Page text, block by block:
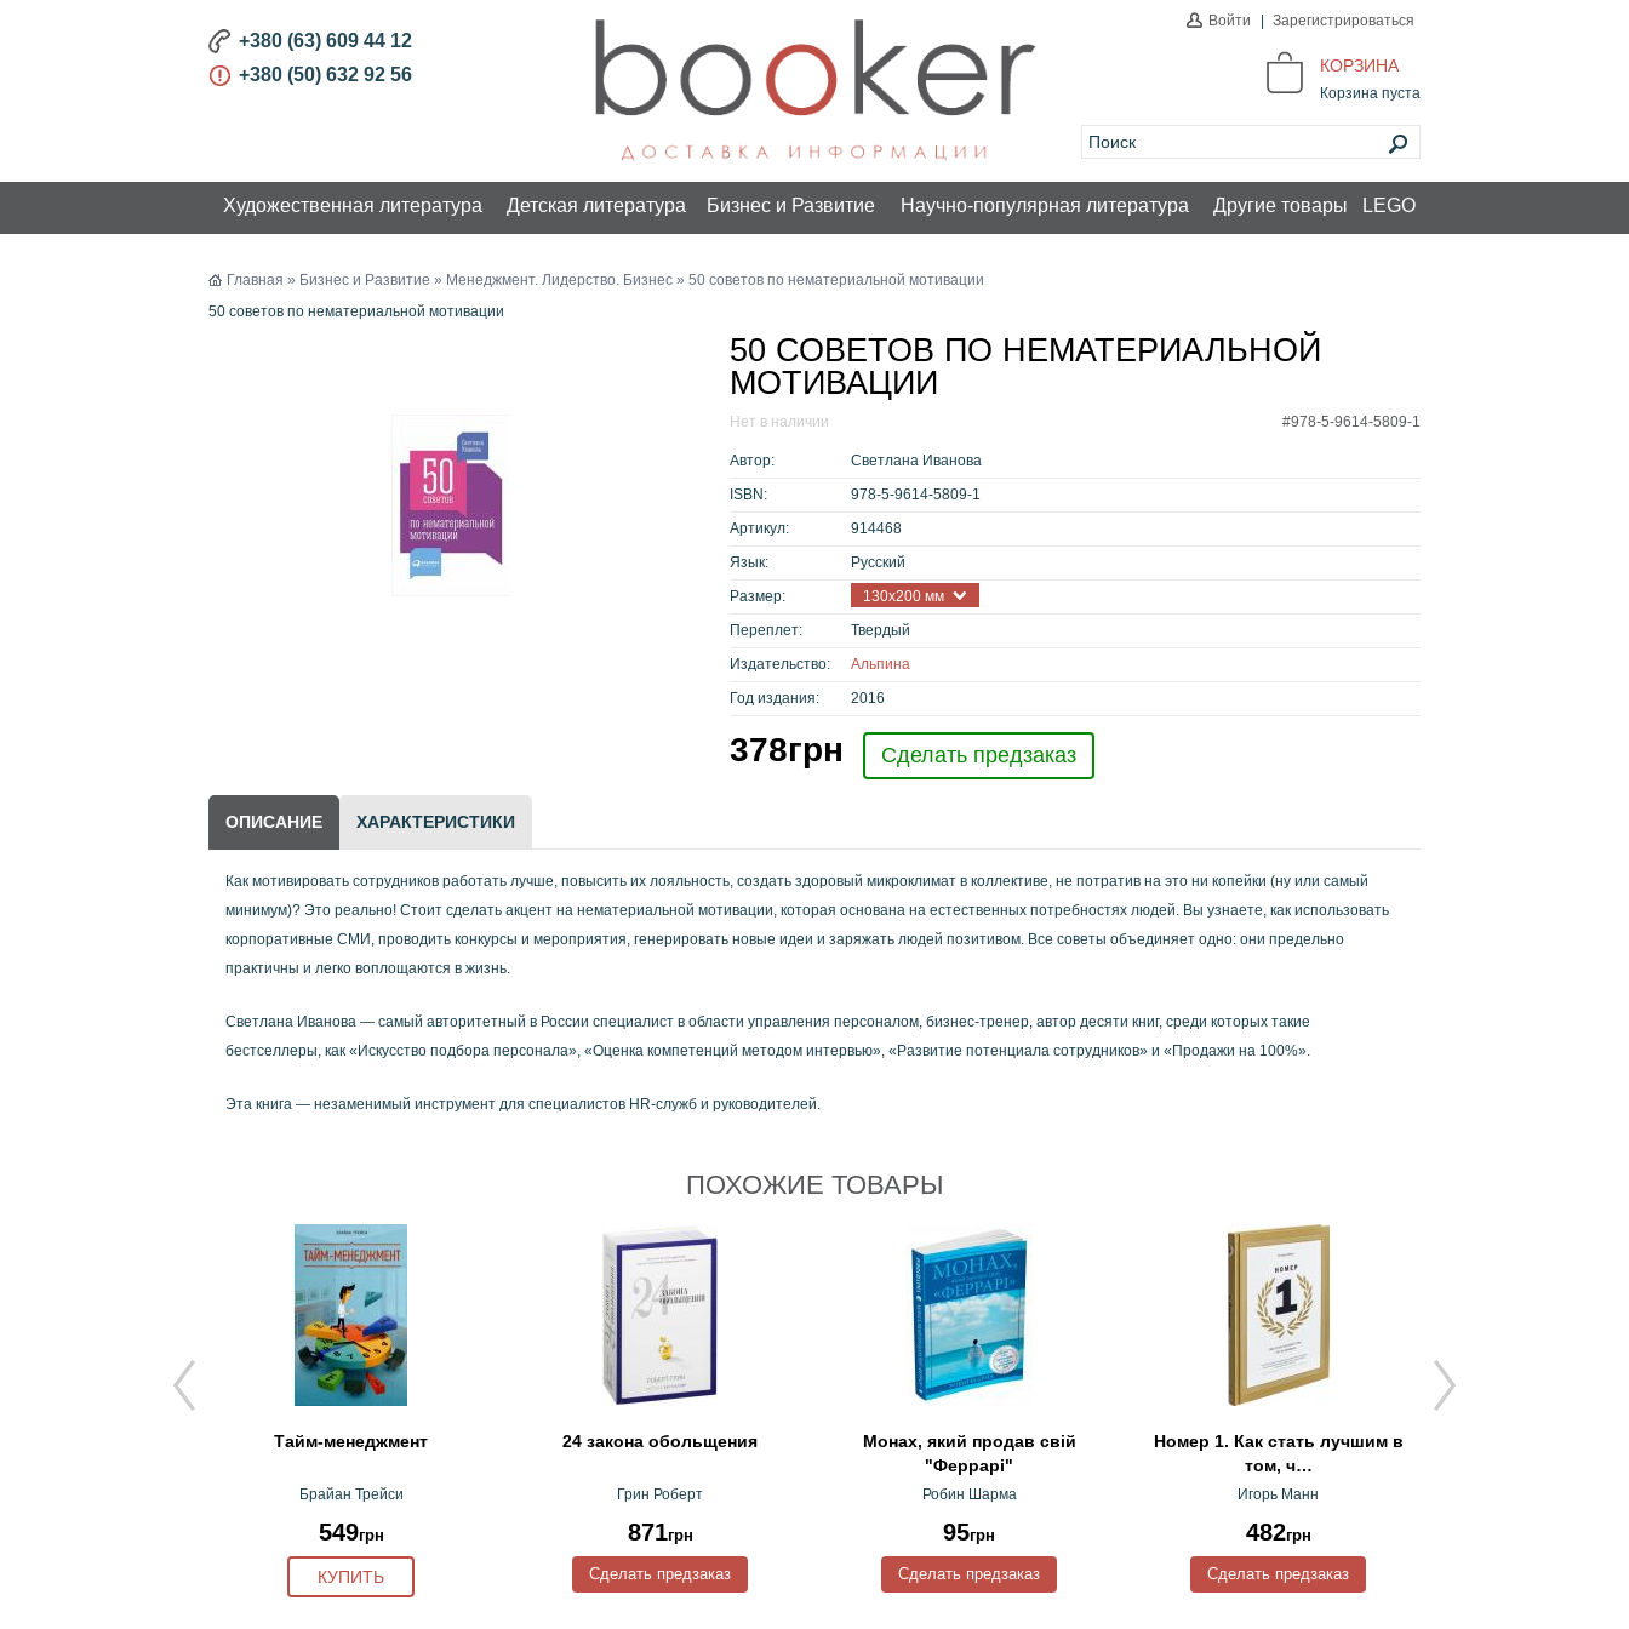
+380 (63) 609 44 12
+380 (50) 632 92 56
Войти Зарегистрироваться
КОРЗИНА
Корзина пуста
Художественная литература Детская литература Бизнес и Развитие Научно-популярная литература Другие товары LEGO
КАТАЛОГ
Главная » Бизнес и Развитие » Менеджмент. Лидерство. Бизнес » 50 советов по нематериальной мотивации
50 советов по нематериальной мотивации
50 СОВЕТОВ ПО НЕМАТЕРИАЛЬНОЙ
МОТИВАЦИИ
#978-5-9614-5809-1
Нет в наличии
Автор:
Светлана Иванова
ISBN:
978-5-9614-5809-1
Артикул:
914468
Язык:
Русский
Размер:
130x200 мм
Переплет:
Твердый
Издательство:
Альпина
Год издания:
2016
378грн Сделать предзаказ
ОПИСАНИЕ ХАРАКТЕРИСТИКИ
Как мотивировать сотрудников работать лучше, повысить их лояльность, создать здоровый микроклимат в коллективе, не потратив на это ни копейки (ну или самый
минимум)? Это реально! Стоит сделать акцент на нематериальной мотивации, которая основана на естественных потребностях людей. Вы узнаете, как использовать
корпоративные СМИ, проводить конкурсы и мероприятия, генерировать новые идеи и заряжать людей пози­тивом. Все советы объединяет одно: они предельно
практичны и легко воплощаются в жизнь.
Светлана Иванова — самый авторитетный в России специа­лист в области управления персоналом, бизнес-тренер, автор десяти книг, среди которых такие
бестселлеры, как «Искусство подбора персонала», «Оценка компетенций методом интервью», «Развитие потенциала сотрудников» и «Продажи на 100%».
Эта книга — незаменимый инструмент для специалистов HR-служб и руководителей.
ПОХОЖИЕ ТОВАРЫ
Тайм-менеджмент
Брайан Трейси
549грн
КУПИТЬ
24 закона обольщения
Грин Роберт
871грн
Сделать предзаказ
Монах, який продав свій
"Феррарі"
Робин Шарма
95грн
Сделать предзаказ
Номер 1. Как стать лучшим в
том, ч…
Игорь Манн
482грн
Сделать предзаказ